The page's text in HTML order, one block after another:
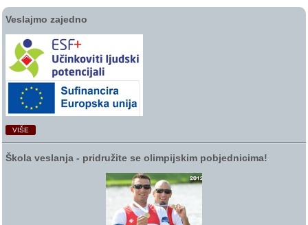
Veslajmo zajedno
VIŠE
Škola veslanja ‑ pridružite se olimpijskim pobjednicima!